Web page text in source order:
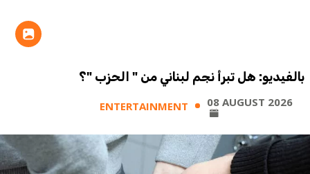
بالفيديو: هل تبرأ نجم لبناني من " الحزب "؟
ENTERTAINMENT 08 AUGUST 2026